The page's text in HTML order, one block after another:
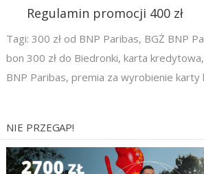
Regulamin promocji 400 zł
Tagi: 300 zł od BNP Paribas, BGŻ BNP
bon 300 zł do Biedronki, karta kredytowa,
BNP Paribas, premia za wyrobienie
NIE PRZEGAP!